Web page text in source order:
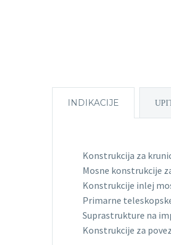
INDIKACIJE
Konstrukcija za
Mosne konstrukcije
Konstrukcije inlej
Primarne
Suprastrukture na
Konstrukcije za